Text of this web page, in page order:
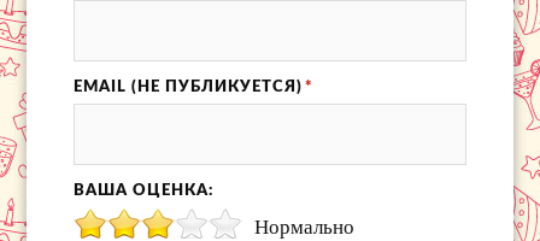
EMAIL (НЕ ПУБЛИКУЕТСЯ) *
ВАША ОЦЕНКА:
Нормально